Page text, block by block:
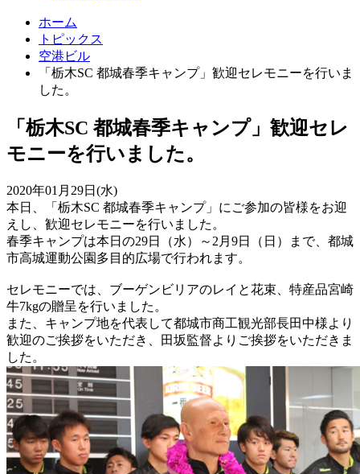
ホーム
トピックス
空港ビル
「栃木SC 都城春季キャンプ」歓迎セレモニーを行いま
した。
「栃木SC 都城春季キャンプ」歓迎セレ
モニーを行いました。
2020年01月29日(水)
本日、「栃木SC 都城春季キャンプ」にご参加の皆様をお迎
えし、歓迎セレモニーを行いました。
春季キャンプは本日の29日（水）～2月9日（日）まで、都城
市高城運動公園多目的広場で行われます。
セレモニーでは、ブーゲンビリアのレイと花束、特産品宮崎
牛7kgの贈呈を行いました。
また、キャンプ地を代表して都城市商工観光部長田中様より
歓迎のご挨拶をいただき、田坂監督よりご挨拶をいただきま
した。